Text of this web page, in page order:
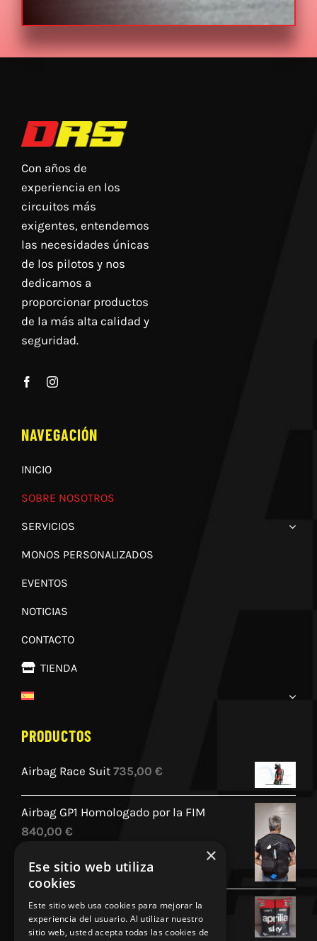
Con años de
experiencia en los
circuitos más
exigentes, entendemos
las necesidades únicas
de los pilotos y nos
dedicamos a
proporcionar productos
de la más alta calidad y
seguridad.
NAVEGACIÓN
INICIO
SOBRE NOSOTROS
SERVICIOS
MONOS PERSONALIZADOS
EVENTOS
NOTICIAS
CONTACTO
TIENDA
PRODUCTOS
Airbag Race Suit 735,00 €
Airbag GP1 Homologado por la FIM
840,00 €
Cojin Personalizado Aprilia Racing
45,00€
×
Ese sitio web utiliza
cookies
Este sitio web usa cookies para mejorar la
experiencia del usuario. Al utilizar nuestro
sitio web, usted acepta todas las cookies de